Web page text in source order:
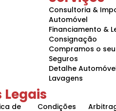
Consultoria &
Automóvel
Financiamento &
Consignação
Compramos o
Seguros
Detalhe
Lavagens
de Condições